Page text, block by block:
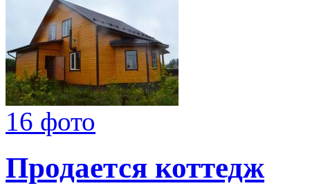
16 фото
Продается коттедж